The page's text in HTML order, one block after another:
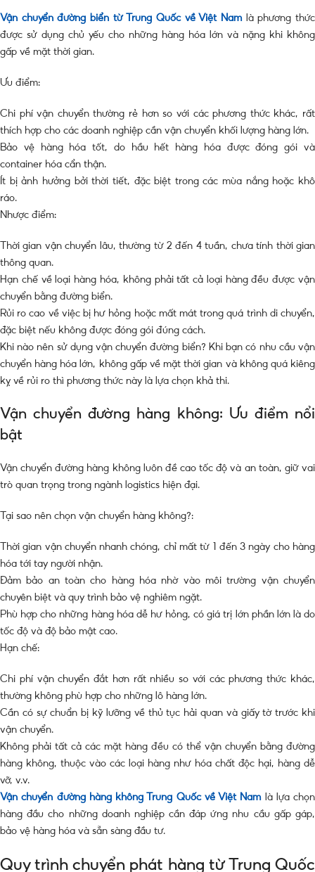
Vận chuyển đường biển từ Trung Quốc về Việt Namlà phương thức
được sử dụng chủ yếu cho những hàng hóa lớn và nặng khi không
gấp về mặt thời gian.
Ưu điểm:
Chi phí vận chuyển thường rẻ hơn so với các phương thức khác, rất
thích hợp cho các doanh nghiệp cần vận chuyển khối lượng hàng lớn.
Bảo vệ hàng hóa tốt, do hầu hết hàng hóa được đóng gói và
container hóa cẩn thận.
Ít bị ảnh hưởng bởi thời tiết, đặc biệt trong các mùa nắng hoặc khô
ráo.
Nhược điểm:
Thời gian vận chuyển lâu, thường từ 2 đến 4 tuần, chưa tính thời gian
thông quan.
Hạn chế về loại hàng hóa, không phải tất cả loại hàng đều được vận
chuyển bằng đường biển.
Rủi ro cao về việc bị hư hỏng hoặc mất mát trong quá trình di chuyển,
đặc biệt nếu không được đóng gói đúng cách.
Khi nào nên sử dụng vận chuyển đường biển? Khi bạn có nhu cầu vận
chuyển hàng hóa lớn, không gấp về mặt thời gian và không quá kiêng
kỵ về rủi ro thì phương thức này là lựa chọn khả thi.
Vận chuyển đường hàng không: Ưu điểm nổi
bật
Vận chuyển đường hàng không luôn đề cao tốc độ và an toàn, giữ vai
trò quan trọng trong ngành logistics hiện đại.
Tại sao nên chọn vận chuyển hàng không?:
Thời gian vận chuyển nhanh chóng, chỉ mất từ 1 đến 3 ngày cho hàng
hóa tới tay người nhận.
Đảm bảo an toàn cho hàng hóa nhờ vào môi trường vận chuyển
chuyên biệt và quy trình bảo vệ nghiêm ngặt.
Phù hợp cho những hàng hóa dễ hư hỏng, có giá trị lớn phần lớn là do
tốc độ và độ bảo mật cao.
Hạn chế:
Chi phí vận chuyển đắt hơn rất nhiều so với các phương thức khác,
thường không phù hợp cho những lô hàng lớn.
Cần có sự chuẩn bị kỹ lưỡng về thủ tục hải quan và giấy tờ trước khi
vận chuyển.
Không phải tất cả các mặt hàng đều có thể vận chuyển bằng đường
hàng không, thuộc vào các loại hàng như hóa chất độc hại, hàng dễ
vỡ, v.v.
Vận chuyển đường hàng không Trung Quốc về Việt Nam
là lựa chọn
hàng đầu cho những doanh nghiệp cần đáp ứng nhu cầu gấp gáp,
bảo vệ hàng hóa và sẵn sàng đầu tư.
Quy trình chuyển phát hàng từ Trung Quốc